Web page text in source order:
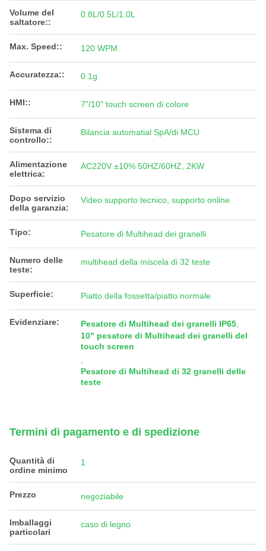
Volume del
saltatore::
0.8L/0.5L/1.0L
Max. Speed:: 120 WPM
Accuratezza:: 0.1g
HMI:: 7"/10" touch screen di colore
Sistema di
controllo::
Bilancia automatial SpA/di MCU
Alimentazione
elettrica:
AC220V ±10% 50HZ/60HZ, 2KW
Dopo servizio
della garanzia:
Video supporto tecnico, supporto online
Tipo: Pesatore di Multihead dei granelli
Numero delle
teste:
multihead della miscela di 32 teste
Superficie: Piatto della fossetta/piatto normale
Evidenziare: Pesatore di Multihead dei granelli IP65
10" pesatore di Multihead dei granelli del
touch screen
Pesatore di Multihead di 32 granelli delle
teste
Termini di pagamento e di spedizione
Quantità di
ordine minimo
1
Prezzo negoziabile
Imballaggi
particolari
caso di legno